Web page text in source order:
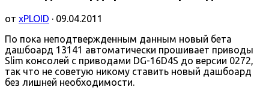
от xPLOID · 09.04.2011
По пока неподтвержденным данным новый бета
дашбоард 13141 автоматически прошивает приводы
Slim консолей с приводами DG-16D4S до версии 0272,
так что не советую никому ставить новый дашбоард
без лишней необходимости.